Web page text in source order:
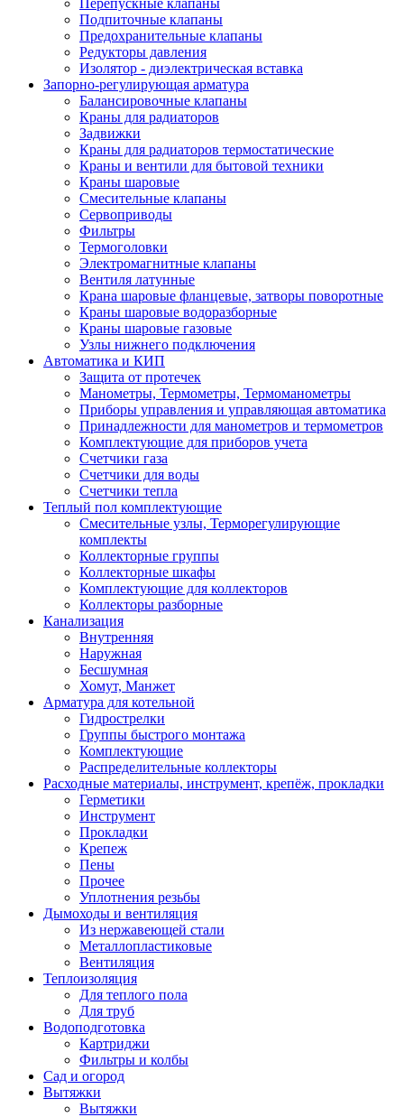
Перепускные клапаны
Подпиточные клапаны
Предохранительные клапаны
Редукторы давления
Изолятор - диэлектрическая вставка
Запорно-регулирующая арматура
Балансировочные клапаны
Краны для радиаторов
Задвижки
Краны для радиаторов термостатические
Краны и вентили для бытовой техники
Краны шаровые
Смесительные клапаны
Сервоприводы
Фильтры
Термоголовки
Электромагнитные клапаны
Вентиля латунные
Крана шаровые фланцевые, затворы поворотные
Краны шаровые водоразборные
Краны шаровые газовые
Узлы нижнего подключения
Автоматика и КИП
Защита от протечек
Манометры, Термометры, Термоманометры
Приборы управления и управляющая автоматика
Принадлежности для манометров и термометров
Комплектующие для приборов учета
Счетчики газа
Счетчики для воды
Счетчики тепла
Теплый пол комплектующие
Смесительные узлы, Терморегулирующие
комплекты
Коллекторные группы
Коллекторные шкафы
Комплектующие для коллекторов
Коллекторы разборные
Канализация
Внутренняя
Наружная
Бесшумная
Хомут, Манжет
Арматура для котельной
Гидрострелки
Группы быстрого монтажа
Комплектующие
Распределительные коллекторы
Расходные материалы, инструмент, крепёж, прокладки
Герметики
Инструмент
Прокладки
Крепеж
Пены
Прочее
Уплотнения резьбы
Дымоходы и вентиляция
Из нержавеющей стали
Металлопластиковые
Вентиляция
Теплоизоляция
Для теплого пола
Для труб
Водоподготовка
Картриджи
Фильтры и колбы
Сад и огород
Вытяжки
Вытяжки